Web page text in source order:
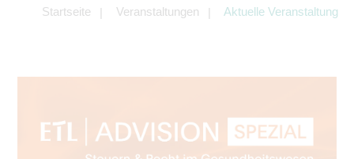
Startseite Veranstaltungen Aktuelle Veranstaltung
Angeboten von z.B. Facebook und
LinkedIn.